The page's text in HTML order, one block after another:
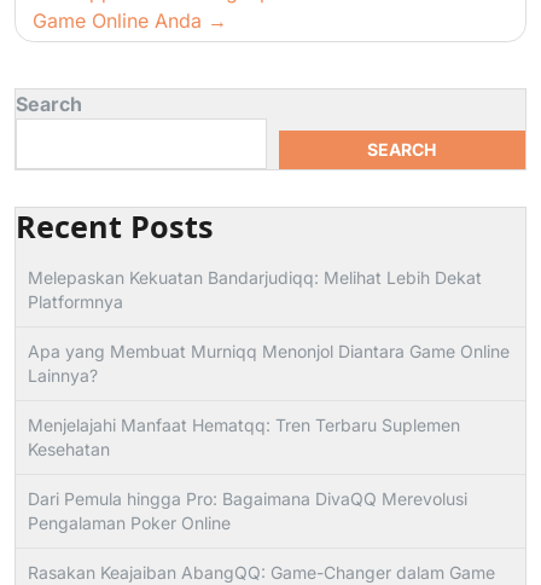
Game Online Anda
Search
SEARCH
Recent Posts
Melepaskan Kekuatan Bandarjudiqq: Melihat Lebih Dekat
Platformnya
Apa yang Membuat Murniqq Menonjol Diantara Game Online
Lainnya?
Menjelajahi Manfaat Hematqq: Tren Terbaru Suplemen
Kesehatan
Dari Pemula hingga Pro: Bagaimana DivaQQ Merevolusi
Pengalaman Poker Online
Rasakan Keajaiban AbangQQ: Game-Changer dalam Game